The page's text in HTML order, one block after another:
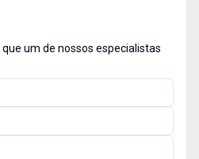
um de nossos especialistas